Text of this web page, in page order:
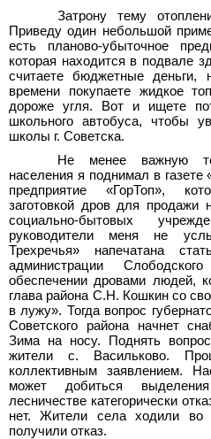
Затрону тему
Приведу один небольшой
есть планово-убыточное
которая находится в подвале
считаете бюджетные деньги,
времени покупаете жидкое
дороже угля. Вот и ищете
школьного автобуса, чтобы
школы г. Советска.
Не менее важную
населения я поднимал в
предприятие «ГорТоп»,
заготовкой дров для продажи
социально-бытовых
руководители меня не
Трехречья» напечатана
администрации
обеспечении дровами людей,
глава района С.Н. Кошкин со
в лужу». Тогда вопрос
Советского района начнет
Зима на носу. Поднять
жители с. Васильково.
коллективным заявлением.
может добиться
лесничестве категорически
нет. Жители села ходили во
получили отказ.